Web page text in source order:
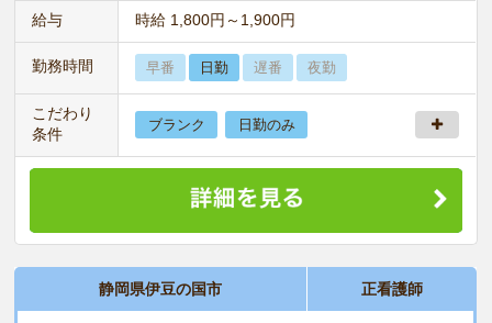
給与 時給 1,800円～1,900円
勤務時間 早番 日勤 遅番 夜勤
こだわり
条件
ブランク 日勤のみ
静岡県伊豆の国市 正看護師